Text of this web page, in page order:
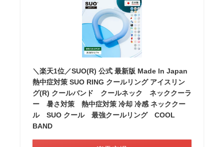
＼楽天1位／SUO(R) 公式 最新版 Made ln Japan
熱中症対策 SUO RING クールリング アイスリン
グ(R) クールバンド クールネック ネッククーラ
ー 暑さ対策 熱中症対策 冷却 冷感 ネッククー
ル SUO クール 最強クールリング COOL
BAND